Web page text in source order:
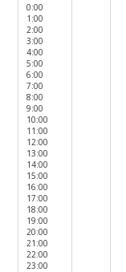
0:00
1:00
2:00
3:00
4:00
5:00
6:00
7:00
8:00
9:00
10:00
11:00
12:00
13:00
14:00
15:00
16:00
17:00
18:00
19:00
20:00
21:00
22:00
23:00